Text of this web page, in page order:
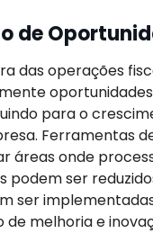
de
das operações
para o
Ferramentas
áreas onde
podem ser
ser
melhoria e